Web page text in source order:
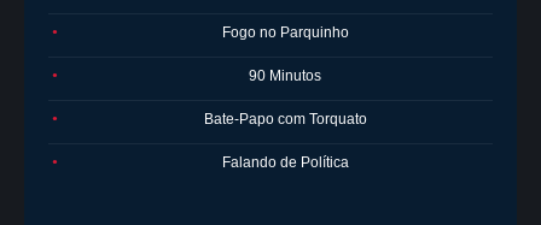
● Fogo no Parquinho
● 90 Minutos
● Bate-Papo com Torquato
● Falando de Política